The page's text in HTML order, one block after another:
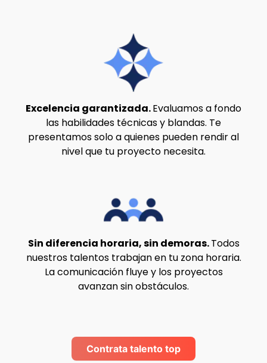
Excelencia garantizada.Evaluamos a fondo
las habilidades técnicas y blandas. Te
presentamos solo a quienes pueden rendir al
nivel que tu proyecto necesita.
Sin diferencia horaria, sin demoras.Todos
nuestros talentos trabajan en tu zona horaria.
La comunicación fluye y los proyectos
avanzan sin obstáculos.
Contrata talento top